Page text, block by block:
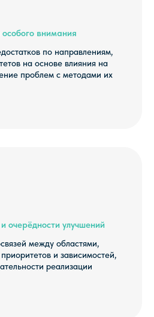
внимания
по направлениям,
на основе влияния на
проблем с методами их
очерёдности улучшений
между областями,
и зависимостей,
реализации